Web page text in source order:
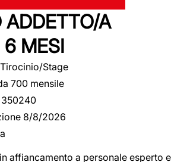
ADDETTO/A
MESI
Tirocinio/Stage
700 mensile
350240
8/8/2026
affiancamento a personale esperto e